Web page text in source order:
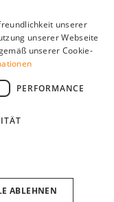
Unternehmensprofil
unserer
unserer Webseite
unserer Cookie-
PERFORMANCE
ABLEHNEN